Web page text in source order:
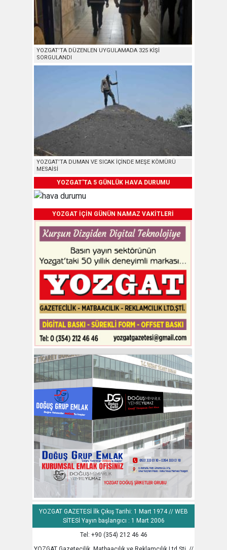
YOZGAT’TA DÜZENLEN UYGULAMADA 325 KİŞİ
SORGULANDI
YOZGAT’TA DUMAN VE SICAK İÇİNDE MEŞE KÖMÜRÜ
MESAİSİ
YOZGAT'TA 5 GÜNLÜK HAVA DURUMU
YOZGAT İÇİN GÜNÜN NAMAZ VAKİTLERİ
YOZGAT GAZETESİ İlk Çıkış Tarihi: 1 Mart 1974 // WEB
SİTESİ Yayın başlangıcı : 1 Mart 2006
Tel: +90 (354) 212 46 46